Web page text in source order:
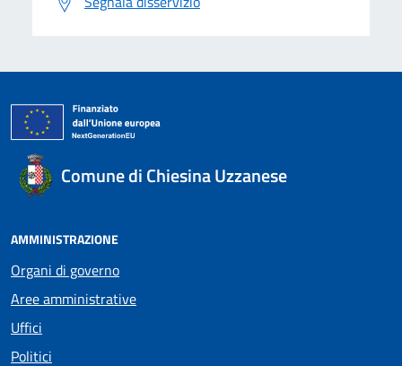
Comune di Chiesina Uzzanese
AMMINISTRAZIONE
Organi di governo
Aree amministrative
Uffici
Politici